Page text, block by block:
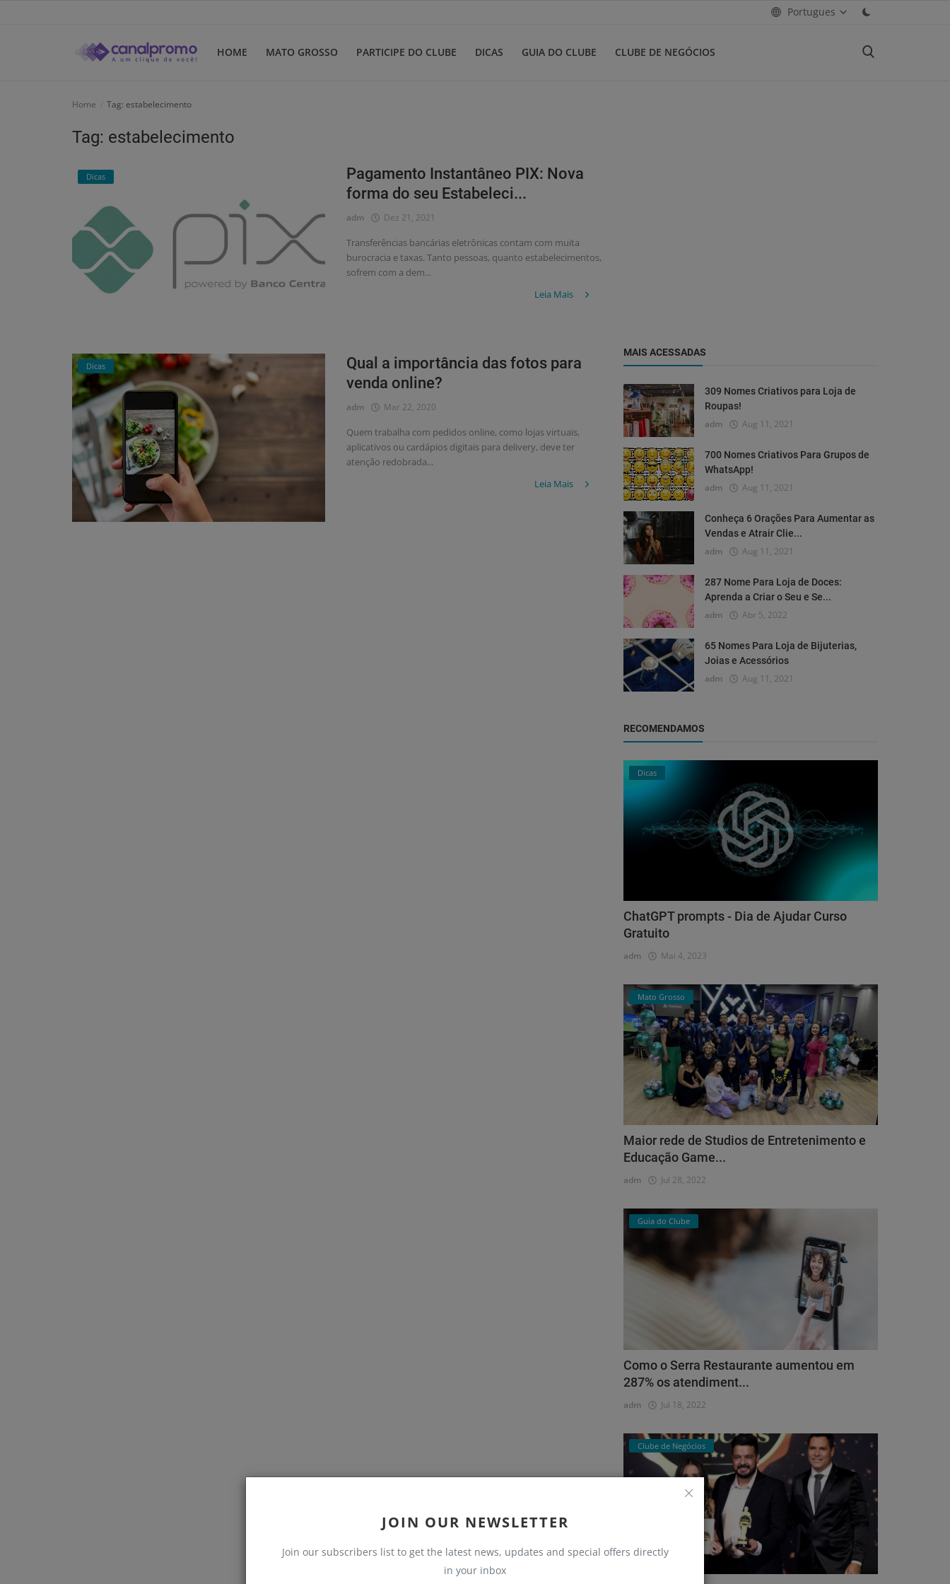
Portugues
HOME MATO GROSSO PARTICIPE DO CLUBE DICAS GUIA DO CLUBE CLUBE DE NEGÓCIOS
Mato Grosso
Clube de Negócios
JOIN OUR NEWSLETTER
Join our subscribers list to get the latest news, updates and special offers directly
in your inbox
Home Tag: estabelecimento
Tag: estabelecimento
Dicas
Pagamento Instantâneo PIX: Nova
forma do seu Estabeleci...
adm Dez 21, 2021
Transferências bancárias eletrônicas contam com muita
burocracia e taxas. Tanto pessoas, quanto estabelecimentos,
sofrem com a dem...
Leia Mais
Dicas
Qual a importância das fotos para
venda online?
adm Mar 22, 2020
Quem trabalha com pedidos online, como lojas virtuais,
aplicativos ou cardápios digitais para delivery, deve ter
atenção redobrada...
Leia Mais
MAIS ACESSADAS
309 Nomes Criativos para Loja de
Roupas!
adm Aug 11, 2021
700 Nomes Criativos Para Grupos de
WhatsApp!
adm Aug 11, 2021
Conheça 6 Orações Para Aumentar as
Vendas e Atrair Clie...
adm Aug 11, 2021
287 Nome Para Loja de Doces:
Aprenda a Criar o Seu e Se...
adm Abr 5, 2022
65 Nomes Para Loja de Bijuterias,
Joias e Acessórios
adm Aug 11, 2021
RECOMENDAMOS
Dicas
ChatGPT prompts - Dia de Ajudar Curso
Gratuito
adm Mai 4, 2023
Mato Grosso
Maior rede de Studios de Entretenimento e
Educação Game...
adm Jul 28, 2022
Guia do Clube
Como o Serra Restaurante aumentou em
287% os atendiment...
adm Jul 18, 2022
Clube de Negócios